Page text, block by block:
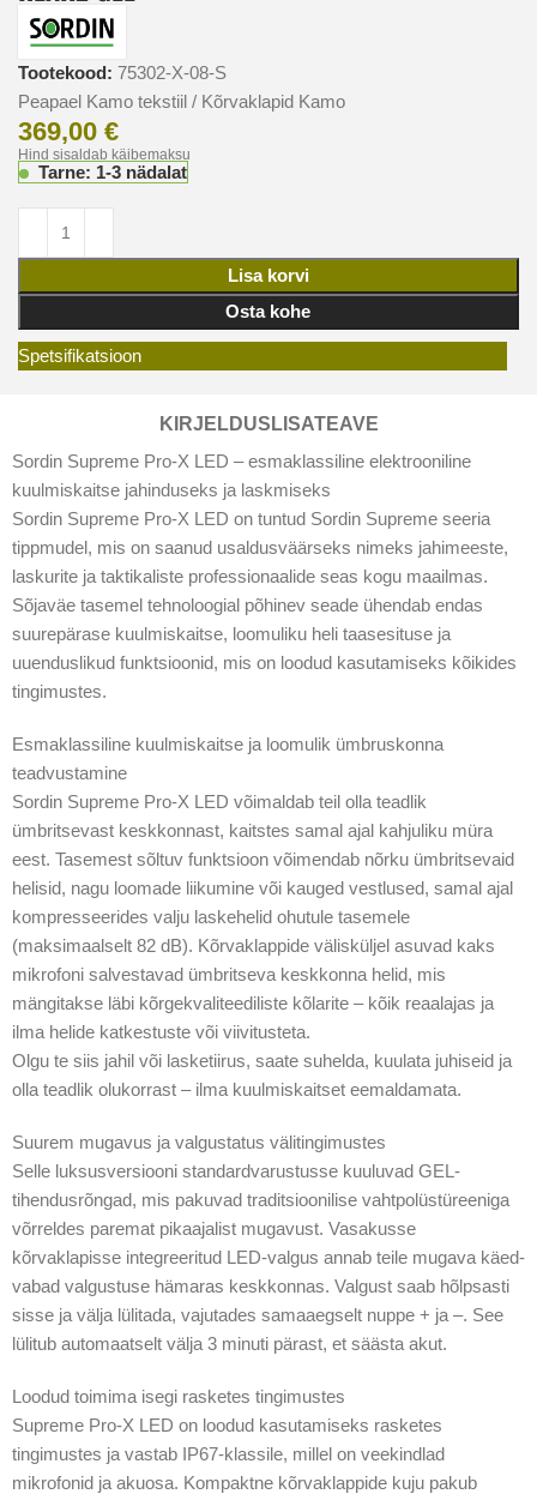
Tootekood: 75302-X-08-S
Peapael Kamo tekstiil / Kõrvaklapid Kamo
369,00 €
Hind sisaldab käibemaksu
Tarne: 1-3 nädalat
Lisa korvi
Osta kohe
Spetsifikatsioon
KIRJELDUS LISATEAVE
Sordin Supreme Pro-X LED – esmaklassiline elektrooniline
kuulmiskaitse jahinduseks ja laskmiseks
Sordin Supreme Pro-X LED on tuntud Sordin Supreme seeria
tippmudel, mis on saanud usaldusväärseks nimeks jahimeeste,
laskurite ja taktikaliste professionaalide seas kogu maailmas.
Sõjaväe tasemel tehnoloogial põhinev seade ühendab endas
suurepärase kuulmiskaitse, loomuliku heli taasesituse ja
uuenduslikud funktsioonid, mis on loodud kasutamiseks kõikides
tingimustes.
Esmaklassiline kuulmiskaitse ja loomulik ümbruskonna
teadvustamine
Sordin Supreme Pro-X LED võimaldab teil olla teadlik
ümbritsevast keskkonnast, kaitstes samal ajal kahjuliku müra
eest. Tasemest sõltuv funktsioon võimendab nõrku ümbritsevaid
helisid, nagu loomade liikumine või kauged vestlused, samal ajal
kompresseerides valju laskehelid ohutule tasemele
(maksimaalselt 82 dB). Kõrvaklappide välisküljel asuvad kaks
mikrofoni salvestavad ümbritseva keskkonna helid, mis
mängitakse läbi kõrgekvaliteediliste kõlarite – kõik reaalajas ja
ilma helide katkestuste või viivitusteta.
Olgu te siis jahil või lasketiirus, saate suhelda, kuulata juhiseid ja
olla teadlik olukorrast – ilma kuulmiskaitset eemaldamata.
Suurem mugavus ja valgustatus välitingimustes
Selle luksusversiooni standardvarustusse kuuluvad GEL-
tihendusrõngad, mis pakuvad traditsioonilise vahtpolüstüreeniga
võrreldes paremat pikaajalist mugavust. Vasakusse
kõrvaklapisse integreeritud LED-valgus annab teile mugava käed-
vabad valgustuse hämaras keskkonnas. Valgust saab hõlpsasti
sisse ja välja lülitada, vajutades samaaegselt nuppe + ja –. See
lülitub automaatselt välja 3 minuti pärast, et säästa akut.
Loodud toimima isegi rasketes tingimustes
Supreme Pro-X LED on loodud kasutamiseks rasketes
tingimustes ja vastab IP67-klassile, millel on veekindlad
mikrofonid ja akuosa. Kompaktne kõrvaklappide kuju pakub